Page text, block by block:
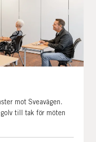
mot Sveavägen.
till tak för möten